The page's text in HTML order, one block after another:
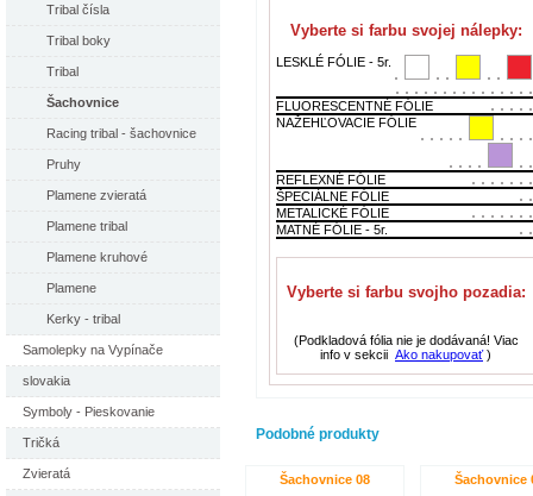
Tribal čísla
Tribal boky
Tribal
Šachovnice
Racing tribal - šachovnice
Pruhy
Plamene zvieratá
Plamene tribal
Plamene kruhové
Plamene
Kerky - tribal
Samolepky na Vypínače
slovakia
Symboly - Pieskovanie
Tričká
Zvieratá
Vyberte si farbu svojej nálepky:
LESKLÉ FÓLIE - 5r.
FLUORESCENTNÉ FÓLIE
NAŽEHĽOVACIE FÓLIE
REFLEXNÉ FÓLIE
ŠPECIÁLNE FÓLIE
METALICKÉ FÓLIE
MATNÉ FÓLIE - 5r.
Vyberte si farbu svojho pozadia:
(Podkladová fólia nie je dodávaná! Viac
info v sekcii Ako nakupovať )
Podobné produkty
Šachovnice 08 Šachovnice